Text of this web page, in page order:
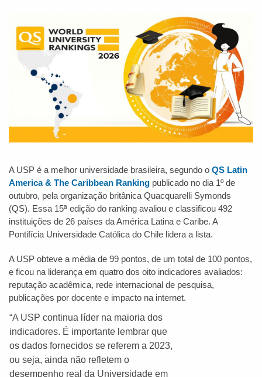
A USP é a melhor universidade brasileira, segundo o QS Latin
America & The Caribbean Ranking publicado no dia 1º de
outubro, pela organização britânica Quacquarelli Symonds
(QS). Essa 15ª edição do ranking avaliou e classificou 492
instituições de 26 países da América Latina e Caribe. A
Pontifícia Universidade Católica do Chile lidera a lista.
A USP obteve a média de 99 pontos, de um total de 100 pontos,
e ficou na liderança em quatro dos oito indicadores avaliados:
reputação acadêmica, rede internacional de pesquisa,
publicações por docente e impacto na internet.
“A USP continua líder na maioria dos
indicadores. É importante lembrar que
os dados fornecidos se referem a 2023,
ou seja, ainda não refletem o
desempenho real da Universidade em